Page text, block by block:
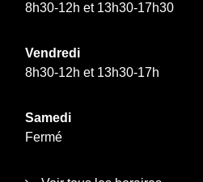
8h30-12h et 13h30-17h30
Vendredi
8h30-12h et 13h30-17h
Samedi
Fermé